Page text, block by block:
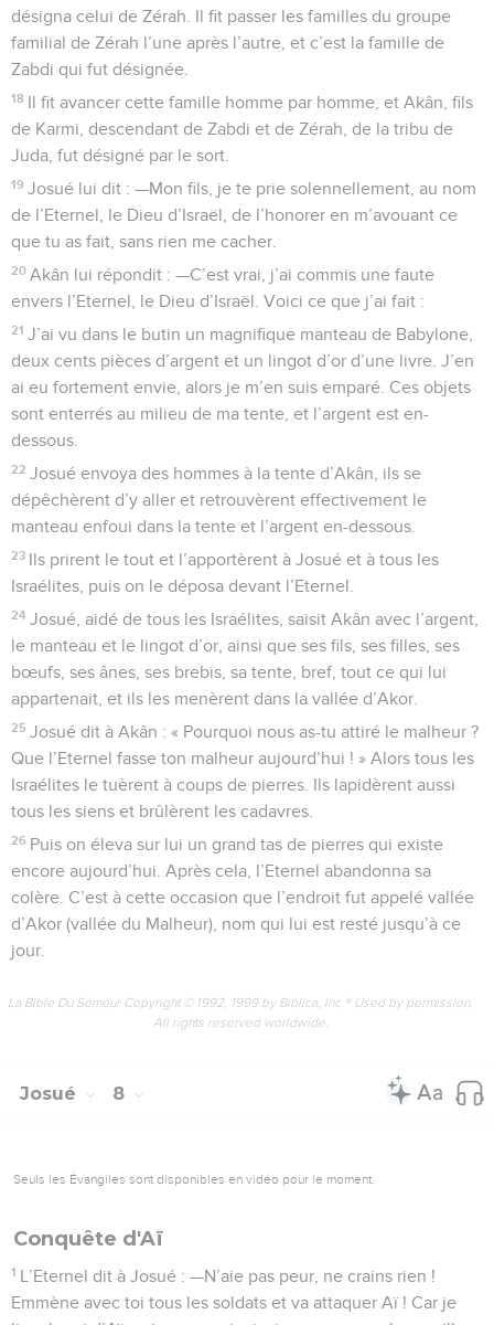
désigna celui de Zérah. Il fit passer les familles du groupe
familial de Zérah l’une après l’autre, et c’est la famille de
Zabdi qui fut désignée.
18 Il fit avancer cette famille homme par homme, et Akân, fils
de Karmi, descendant de Zabdi et de Zérah, de la tribu de
Juda, fut désigné par le sort.
19 Josué lui dit : —Mon fils, je te prie solennellement, au nom
de l’Eternel, le Dieu d’Israël, de l’honorer en m’avouant ce
que tu as fait, sans rien me cacher.
20 Akân lui répondit : —C’est vrai, j’ai commis une faute
envers l’Eternel, le Dieu d’Israël. Voici ce que j’ai fait :
21 J’ai vu dans le butin un magnifique manteau de Babylone,
deux cents pièces d’argent et un lingot d’or d’une livre. J’en
ai eu fortement envie, alors je m’en suis emparé. Ces objets
sont enterrés au milieu de ma tente, et l’argent est en-
dessous.
22 Josué envoya des hommes à la tente d’Akân, ils se
dépêchèrent d’y aller et retrouvèrent effectivement le
manteau enfoui dans la tente et l’argent en-dessous.
23 Ils prirent le tout et l’apportèrent à Josué et à tous les
Israélites, puis on le déposa devant l’Eternel.
24 Josué, aidé de tous les Israélites, saisit Akân avec l’argent,
le manteau et le lingot d’or, ainsi que ses fils, ses filles, ses
bœufs, ses ânes, ses brebis, sa tente, bref, tout ce qui lui
appartenait, et ils les menèrent dans la vallée d’Akor.
25 Josué dit à Akân : « Pourquoi nous as-tu attiré le malheur ?
Que l’Eternel fasse ton malheur aujourd’hui ! » Alors tous les
Israélites le tuèrent à coups de pierres. Ils lapidèrent aussi
tous les siens et brûlèrent les cadavres.
26 Puis on éleva sur lui un grand tas de pierres qui existe
encore aujourd’hui. Après cela, l’Eternel abandonna sa
colère. C’est à cette occasion que l’endroit fut appelé vallée
d’Akor (vallée du Malheur), nom qui lui est resté jusqu’à ce
jour.
La Bible Du Semeur Copyright © 1992, 1999 by Biblica, Inc.® Used by permission.
All rights reserved worldwide.
Josué 8
Seuls les Évangiles sont disponibles en vidéo pour le moment.
Conquête d'Aï
1 L’Eternel dit à Josué : —N’aie pas peur, ne crains rien !
Emmène avec toi tous les soldats et va attaquer Aï ! Car je